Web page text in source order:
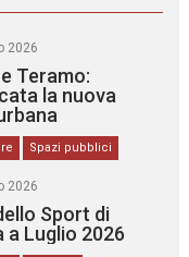
2026
Teramo:
la nuova
Spazi pubblici
2026
Sport di
a Luglio 2026